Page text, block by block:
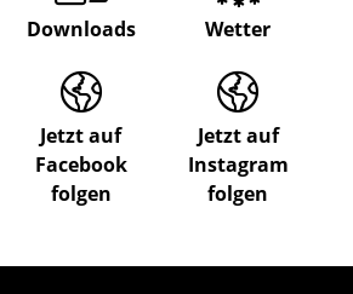
Downloads Wetter
Jetzt auf
Facebook
folgen
Jetzt auf
Instagram
folgen